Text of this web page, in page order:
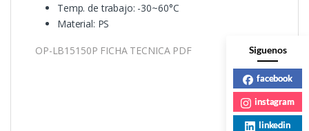
Temp. de trabajo: -30~60°C
Material: PS
OP-LB15150P FICHA TECNICA PDF Siguenos
facebook
instagram
linkedin